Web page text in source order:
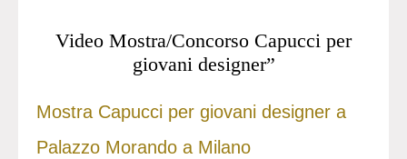
Video Mostra/Concorso Capucci per
giovani designer”
Mostra Capucci per giovani designer a
Palazzo Morando a Milano